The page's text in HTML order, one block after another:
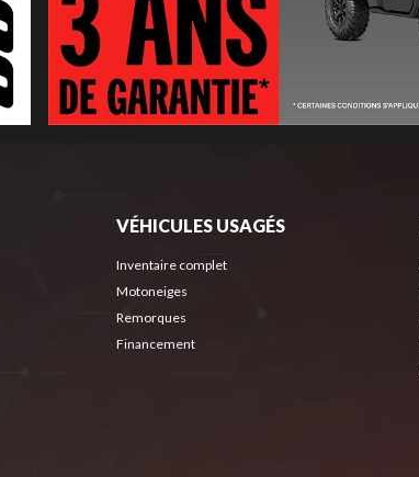
VÉHICULES USAGÉS
Inventaire complet
Motoneiges
Remorques
Financement